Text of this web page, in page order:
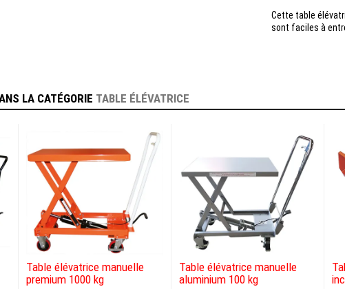
Cette table
sont faciles à
LA CATÉGORIE TABLE ÉLÉVATRICE
Table élévatrice manuelle
premium 1000 kg
Table élévatrice manuelle
aluminium 100 kg